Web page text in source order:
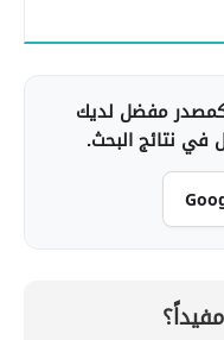
مفضل لديك
في نتائج البحث.